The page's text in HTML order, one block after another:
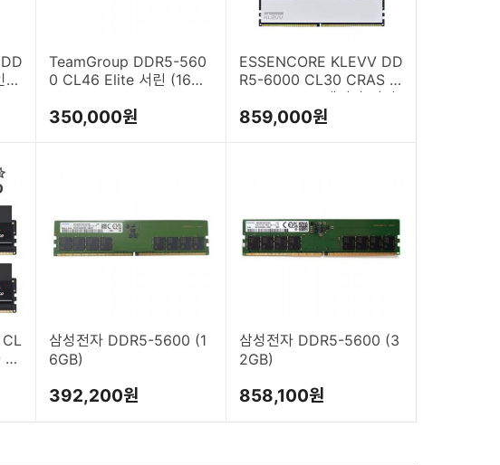
TeamGroup DDR5-560
0 CL46 Elite 서린 (16G
350,000원
ESSENCORE KLEVV DD
R5-6000 CL30 CRAS V
RGB WHITE 패키지 서린
(32GB(16Gx2))
859,000원
삼성전자 DDR5-5600 (1
6GB)
392,200원
삼성전자 DDR5-5600 (3
2GB)
858,100원